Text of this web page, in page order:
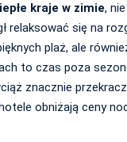
kraje w zimie,
relaksować się na
plaż, ale
to czas poza
znacznie
obniżają ceny